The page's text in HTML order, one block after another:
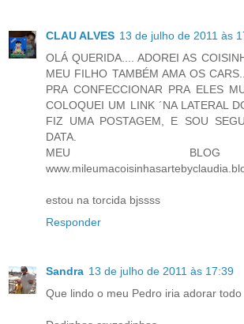
CLAU ALVES 13 de julho de 2011 às
OLÁ QUERIDA.... ADOREI AS
MEU FILHO TAMBÉM AMA OS
PRA CONFECCIONAR PRA ELES
COLOQUEI UM LINK ´NA LATERAL
FIZ UMA POSTAGEM, E SOU
DATA.
MEU
estou na torcida bjssss
Responder
Sandra 13 de julho de 2011 às 17:39
Que lindo o meu Pedro iria adorar todo